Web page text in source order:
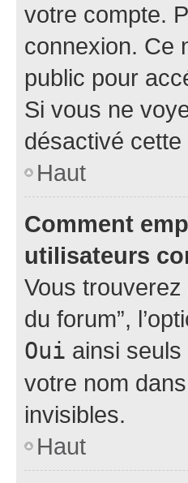
votre compte.
connexion. Ce
public pour
Si vous ne
désactivé
Haut
Comment
utilisateurs
Vous trouverez
du forum”,
Oui ainsi
votre nom
invisibles.
Haut